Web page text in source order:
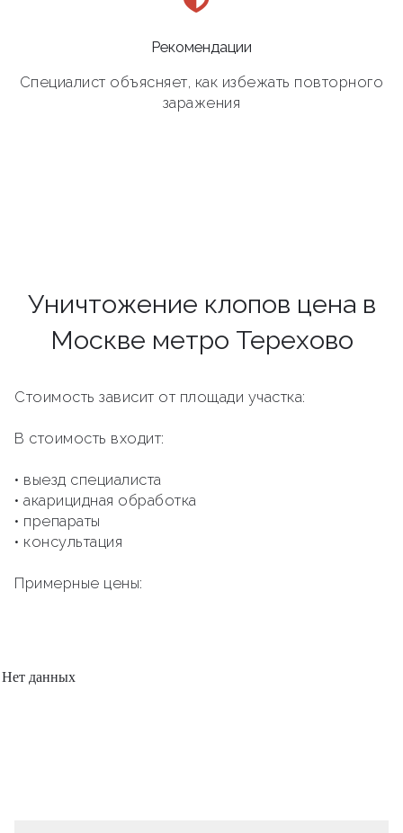
Рекомендации
Специалист объясняет, как избежать повторного
заражения
Уничтожение клопов цена в
Москве метро Терехово
Стоимость зависит от площади участка:
В стоимость входит:
• выезд специалиста
• акарицидная обработка
• препараты
• консультация
Примерные цены:
Нет данных